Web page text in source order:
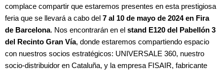
complace compartir que estaremos presentes en esta prestigiosa
feria que se llevará a cabo del 7 al 10 de mayo de 2024 en Fira
de Barcelona. Nos encontrarán en el stand E120 del Pabellón 3
del Recinto Gran Vía, donde estaremos compartiendo espacio
con nuestros socios estratégicos: UNIVERSALE 360, nuestro
socio-distribuidor en Cataluña, y la empresa FISAIR, fabricante